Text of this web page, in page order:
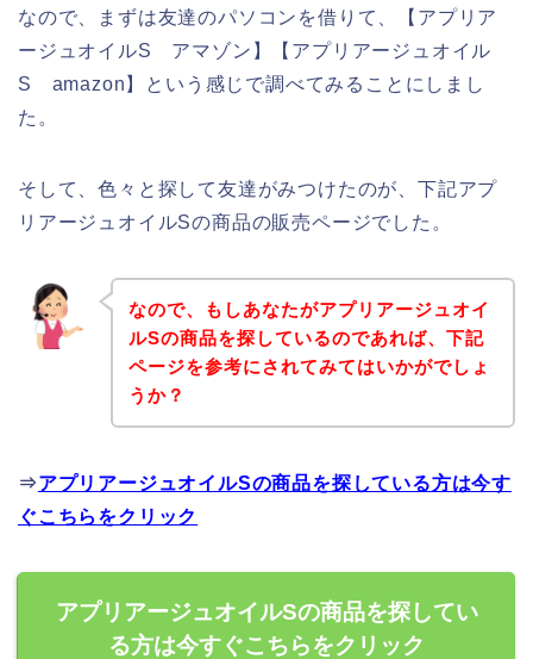
なので、まずは友達のパソコンを借りて、【アプリア
ージュオイルS アマゾン】【アプリアージュオイル
S amazon】という感じで調べてみることにしまし
た。
そして、色々と探して友達がみつけたのが、下記アプ
リアージュオイルSの商品の販売ページでした。
なので、もしあなたがアプリアージュオイ
ルSの商品を探しているのであれば、下記
ページを参考にされてみてはいかがでしょ
うか？
⇒アプリアージュオイルSの商品を探している方は今す
ぐこちらをクリック
アプリアージュオイルSの商品を探してい
る方は今すぐこちらをクリック